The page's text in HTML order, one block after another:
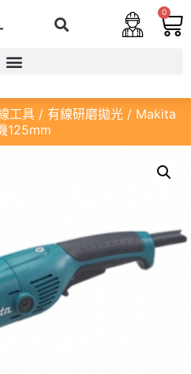
0
工具 / 有線研磨拋光 / Makita
125mm